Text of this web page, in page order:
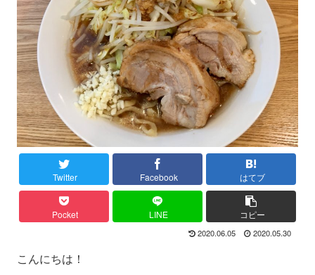
Twitter Facebook はてブ
Pocket LINE コピー
2020.06.05 2020.05.30
こんにちは！